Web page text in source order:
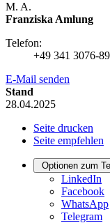
M. A.
Franziska Amlung
Telefon:
+49 341 3076-
E-Mail senden
Stand
28.04.2025
Seite drucken
Seite empfehlen
Optionen zum
LinkedIn
Facebook
WhatsApp
Telegram